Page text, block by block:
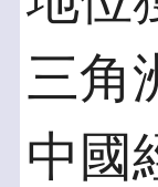
三角
中國